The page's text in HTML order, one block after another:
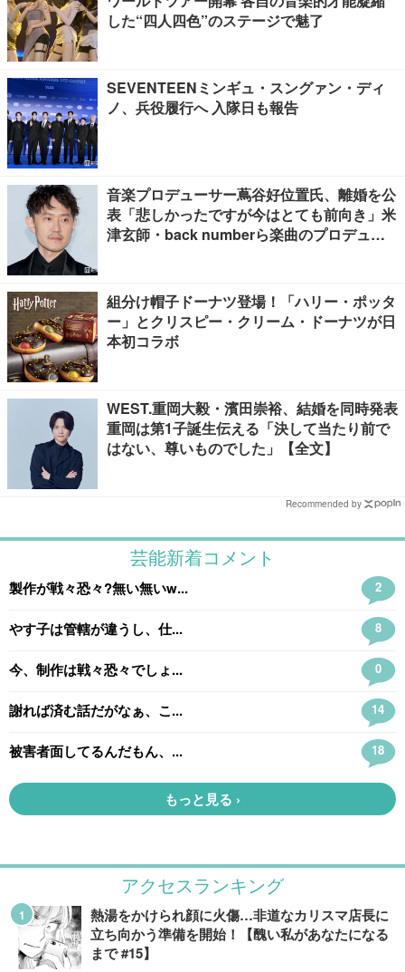
した“四人四色”のステージで魅了
SEVENTEENミンギュ・スングァン・ディ
ノ、兵役履行へ 入隊日も報告
音楽プロデューサー蔦谷好位置氏、離婚を公
表「悲しかったですが今はとても前向き」米
津玄師・back numberら楽曲のプロデュー
組分け帽子ドーナツ登場！「ハリー・ポッタ
ー」とクリスピー・クリーム・ドーナツが日
本初コラボ
WEST.重岡大毅・濱田崇裕、結婚を同時発表
重岡は第1子誕生伝える「決して当たり前で
はない、尊いものでした」【全文】
Recommended by
アクセスランキング
熱湯をかけられ顔に火傷…非道なカリスマ店長に
立ち向かう準備を開始！【醜い私があなたになる
まで #15】